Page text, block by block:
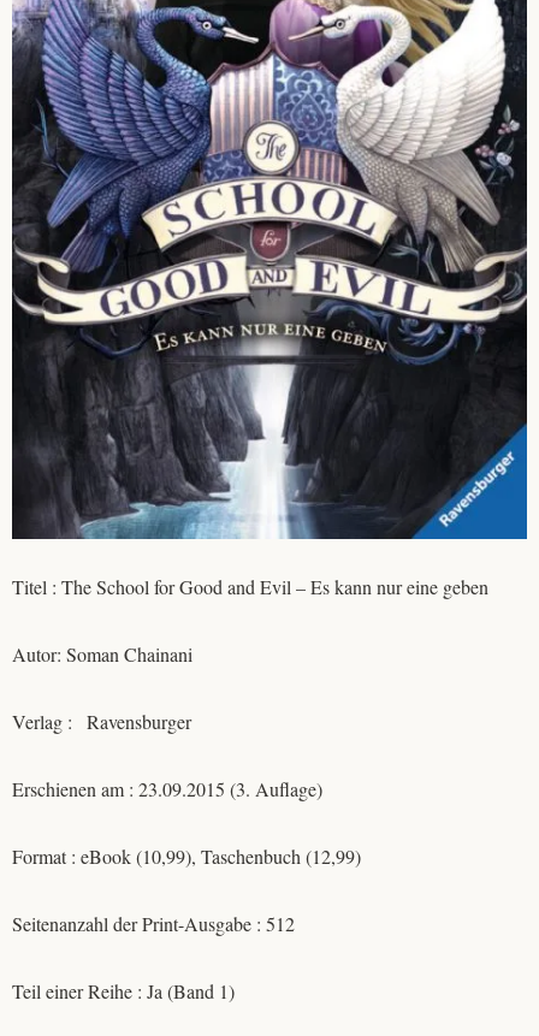
Titel : The School for Good and Evil – Es kann nur eine geben
Autor: Soman Chainani
Verlag : ‎ ‎ Ravensburger
Erschienen am : 23.09.2015 (3. Auflage)
Format : eBook (10,99), Taschenbuch (12,99)
Seitenanzahl der Print-Ausgabe : 512
Teil einer Reihe : Ja (Band 1)